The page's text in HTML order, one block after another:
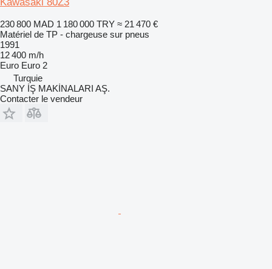
230 800 MAD 1 180 000 TRY ≈ 21 470 €
Matériel de TP - chargeuse sur pneus
1991
12 400 m/h
Euro Euro 2
Turquie
SANY İŞ MAKİNALARI AŞ.
Contacter le vendeur